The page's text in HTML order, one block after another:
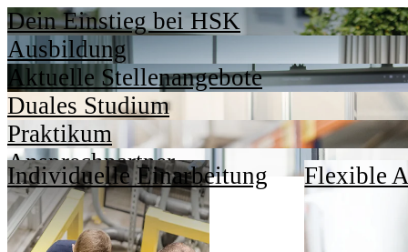
Dein Einstieg bei HSK
Ausbildung
Aktuelle Stellenangebote
Duales Studium
Praktikum
Ansprechpartner
Individuelle Einarbeitung Flexible